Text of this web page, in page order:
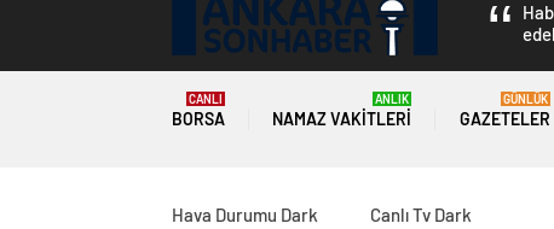
BORSA
CANLI
NAMAZ VAKITLERI
ANLIK
GAZETELER
GÜNLÜK
Hava Durumu Dark Canlı Tv Dark